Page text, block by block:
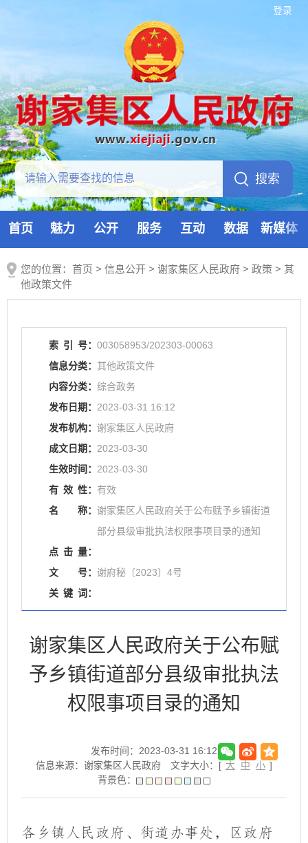
登录
首页 魅力 公开 服务 互动 数据 新媒体
您的位置： 首页 > 信息公开 > 谢家集区人民政府 > 政策 > 其
他政策文件
索 引 号： 003058953/202303-00063
信息分类： 其他政策文件
内容分类： 综合政务
发布日期： 2023-03-31 16:12
发布机构： 谢家集区人民政府
成文日期： 2023-03-30
生效时间： 2023-03-30
有 效 性： 有效
名
称： 谢家集区人民政府关于公布赋予乡镇街道
部分县级审批执法权限事项目录的通知
点 击 量：
文
号： 谢府秘〔2023〕4号
关 键 词：
谢家集区人民政府关于公布赋
予乡镇街道部分县级审批执法
权限事项目录的通知
发布时间：2023-03-31 16:12
信息来源：谢家集区人民政府
文字大小：[ 大 中 小 ]
背景色：
各乡镇人民政府、街道办事处，区政府